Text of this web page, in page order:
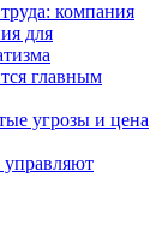
компания
для
главным
угрозы и цена
управляют